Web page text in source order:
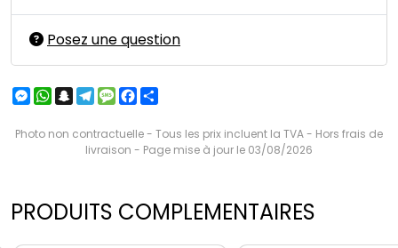
Posez une question
Messenger
WhatsApp
Snapchat
Telegram
MessageFacebook
Photo non contractuelle - Tous les prix incluent la TVA - Hors frais de
livraison - Page mise à jour le 03/08/2026
PRODUITS COMPLEMENTAIRES